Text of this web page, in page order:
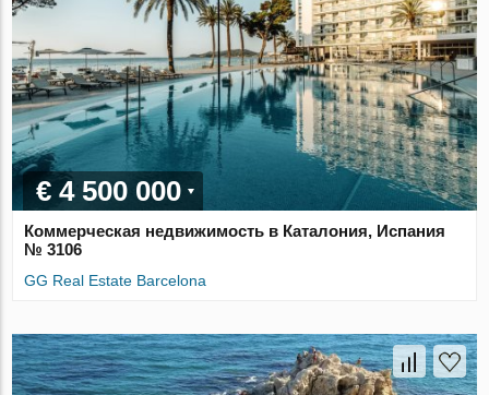
€ 4 500 000
Коммерческая недвижимость в Каталония, Испания
№ 3106
GG Real Estate Barcelona